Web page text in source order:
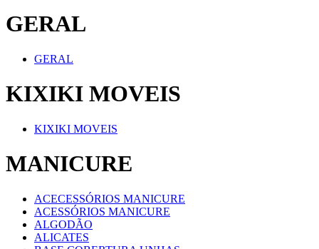
GERAL
GERAL
KIXIKI MOVEIS
KIXIKI MOVEIS
MANICURE
ACECESSÓRIOS MANICURE
ACESSÓRIOS MANICURE
ALGODÃO
ALICATES